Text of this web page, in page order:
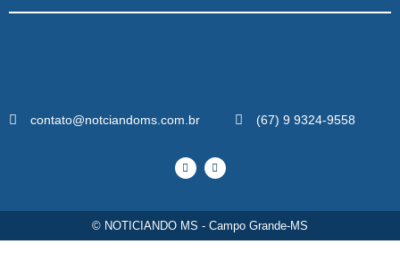
contato@notciandoms.com.br (67) 9 9324-9558
© NOTICIANDO MS - Campo Grande-MS